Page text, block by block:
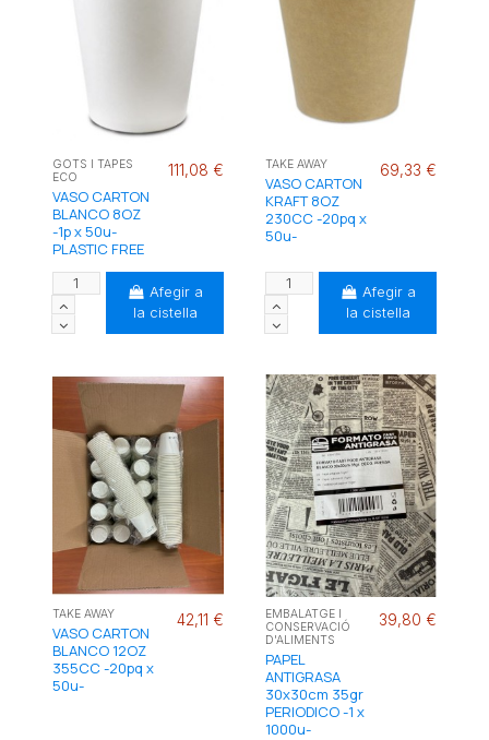
GOTS I TAPES
ECO
VASO CARTON
BLANCO 8OZ
-1p x 50u-
PLASTIC FREE
111,08 €
Afegir a
la cistella
TAKE AWAY
VASO CARTON
KRAFT 8OZ
230CC -20pq x
50u-
69,33 €
Afegir a
la cistella
TAKE AWAY
VASO CARTON
BLANCO 12OZ
355CC -20pq x
50u-
42,11 €
EMBALATGE I
CONSERVACIÓ
D'ALIMENTS
PAPEL
ANTIGRASA
30x30cm 35gr
PERIODICO -1 x
1000u-
39,80 €